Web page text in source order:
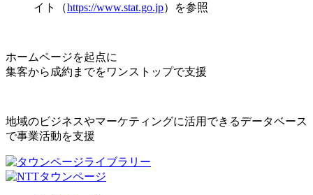
イト（https://www.stat.go.jp）を参照
ホームページを起点に
集客から成約までをワンストップで支援
地域のビジネスやマーケティングに活用できるデータベース
で事業活動を支援